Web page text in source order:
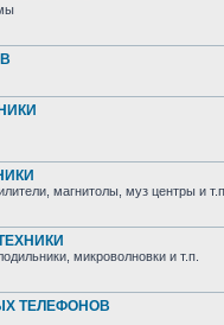
магнитолы, муз центры и
микроволновки и т.п.
ТЕЛЕФОНОВ